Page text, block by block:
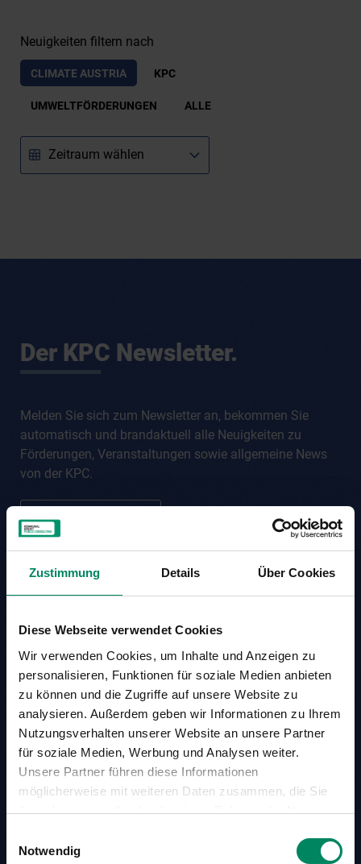
Zustimmung Details Über Cookies
Diese Webseite verwendet Cookies
Wir verwenden Cookies, um Inhalte und Anzeigen zu
personalisieren, Funktionen für soziale Medien anbieten
zu können und die Zugriffe auf unsere Website zu
analysieren. Außerdem geben wir Informationen zu Ihrem
Nutzungsverhalten unserer Website an unsere Partner
für soziale Medien, Werbung und Analysen weiter.
Unsere Partner führen diese Informationen
möglicherweise mit weiteren Daten zusammen, die Sie
ihnen bereitgestellt oder die sie im Rahmen der Nutzung
Notwendig
P
O
R
T
E
T
O
D
A
V
E
O
.
Neuigkeiten filtern nach
CLIMATE AUSTRIA KPC
UMWELTFÖRDERUNGEN ALLE
Der KPC Newsletter.
Melden Sie sich zum Newsletter an, bekommen Sie
automatisch und brandaktuell alle Neuigkeiten zu
Förderungen, Veranstaltungen sowie allgemeine News
von der KPC.
JETZT ANMELDEN